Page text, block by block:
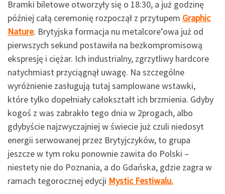
Bramki biletowe otworzyły się o 18:30, a już godzinę
później całą ceremonię rozpoczął z przytupem Graphic
Nature. Brytyjska formacja nu metalcore’owa już od
pierwszych sekund postawiła na bezkompromisową
ekspresję i ciężar. Ich industrialny, zgrzytliwy hardcore
natychmiast przyciągnął uwagę. Na szczególne
wyróżnienie zasługują tutaj samplowane wstawki,
które tylko dopełniały całokształt ich brzmienia. Gdyby
kogoś z was zabrakło tego dnia w 2progach, albo
gdybyście najzwyczajniej w świecie już czuli niedosyt
energii serwowanej przez Brytyjczyków, to grupa
jeszcze w tym roku ponownie zawita do Polski –
niestety nie do Poznania, a do Gdańska, gdzie zagra w
ramach tegorocznej edycji Mystic Festiwalu.